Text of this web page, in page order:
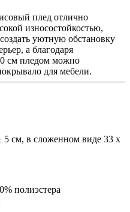
плед отлично
износостойкостью,
уютную обстановку
а благодаря
см пледом можно
для мебели.
5 см, в сложенном виде 33 х
полиэстера